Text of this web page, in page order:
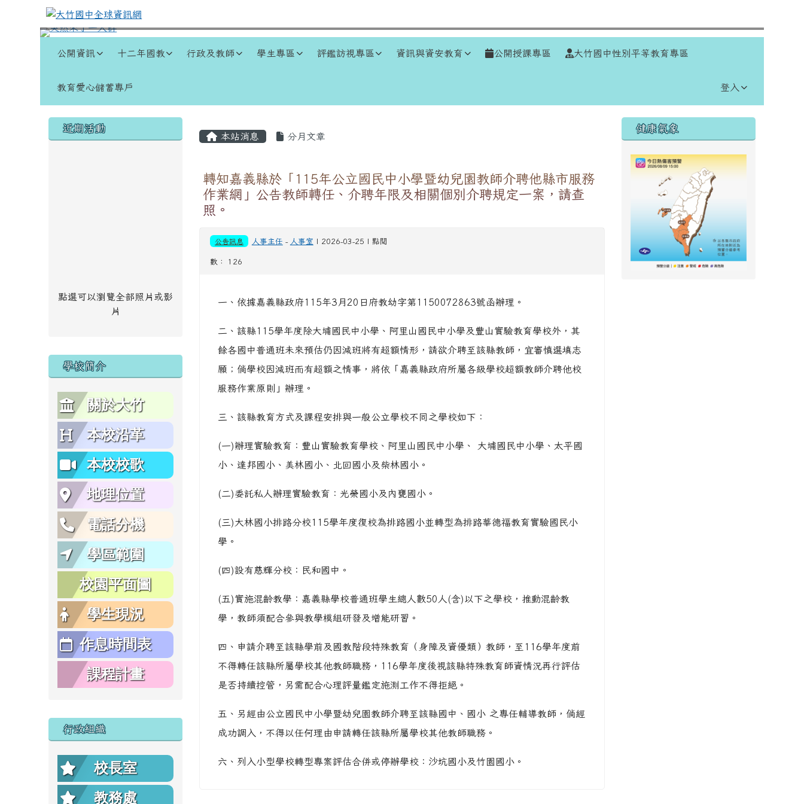
跳至主內容區
大竹國中全球資訊網
公開資訊 十二年國教 行政及教師 學生專區 評鑑訪視專區 資訊與資安教育 公開授課專區 大竹國中性別平等教育專區
教育愛心儲蓄專戶 登入
左邊區域內容
近期活動
點選可以瀏覽全部照片或影
片
學校簡介
關於大竹
本校沿革
本校校歌
地理位置
電話分機
學區範圍
校園平面圖
學生現況
作息時間表
課程計畫
行政組織
校長室
教務處
主內容區域
本站消息 分月文章
轉知嘉義縣於「115年公立國民中小學暨幼兒園教師介聘他縣市服務
作業網」公告教師轉任、介聘年限及相關個別介聘規定一案，請查
照。
公告訊息 人事主任 - 人事室 | 2026-03-25 | 點閱
數： 126
一、依據嘉義縣政府115年3月20日府教幼字第1150072863號函辦理。
二、該縣115學年度除大埔國民中小學、阿里山國民中小學及豐山實驗教育學校外，其
餘各國中普通班未來預估仍因減班將有超額情形，請欲介聘至該縣教師，宜審慎選填志
願；倘學校因減班而有超額之情事，將依「嘉義縣政府所屬各級學校超額教師介聘他校
服務作業原則」辦理。
三、該縣教育方式及課程安排與一般公立學校不同之學校如下：
(一)辦理實驗教育：豐山實驗教育學校、阿里山國民中小學、 大埔國民中小學、太平國
小、達邦國小、美林國小、北回國小及柴林國小。
(二)委託私人辦理實驗教育：光榮國小及內甕國小。
(三)大林國小排路分校115學年度復校為排路國小並轉型為排路華德福教育實驗國民小
學。
(四)設有慈輝分校：民和國中。
(五)實施混齡教學：嘉義縣學校普通班學生總人數50人(含)以下之學校，推動混齡教
學，教師須配合參與教學模組研發及增能研習。
四、申請介聘至該縣學前及國教階段特殊教育（身障及資優類）教師，至116學年度前
不得轉任該縣所屬學校其他教師職務，116學年度後視該縣特殊教育師資情況再行評估
是否持續控管，另需配合心理評量鑑定施測工作不得拒絕。
五、另經由公立國民中小學暨幼兒園教師介聘至該縣國中、國小 之專任輔導教師，倘經
成功調入，不得以任何理由申請轉任該縣所屬學校其他教師職務。
六、列入小型學校轉型專案評估合併或停辦學校：沙坑國小及竹園國小。
右邊區域內容
健康氣象
頁尾區域